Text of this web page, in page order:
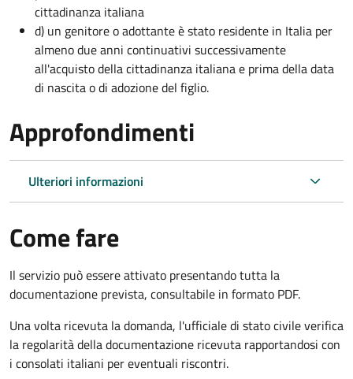
cittadinanza italiana
d) un genitore o adottante è stato residente in Italia per
almeno due anni continuativi successivamente
all'acquisto della cittadinanza italiana e prima della data
di nascita o di adozione del figlio.
Approfondimenti
Ulteriori informazioni
Come fare
Il servizio può essere attivato presentando tutta la
documentazione prevista, consultabile in formato PDF.
Una volta ricevuta la domanda, l'ufficiale di stato civile verifica
la regolarità della documentazione ricevuta rapportandosi con
i consolati italiani per eventuali riscontri.